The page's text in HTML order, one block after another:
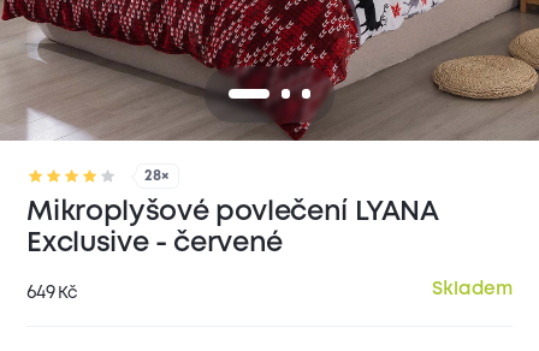
28×
Mikroplyšové povlečení LYANA
Exclusive - červené
649 Kč Skladem